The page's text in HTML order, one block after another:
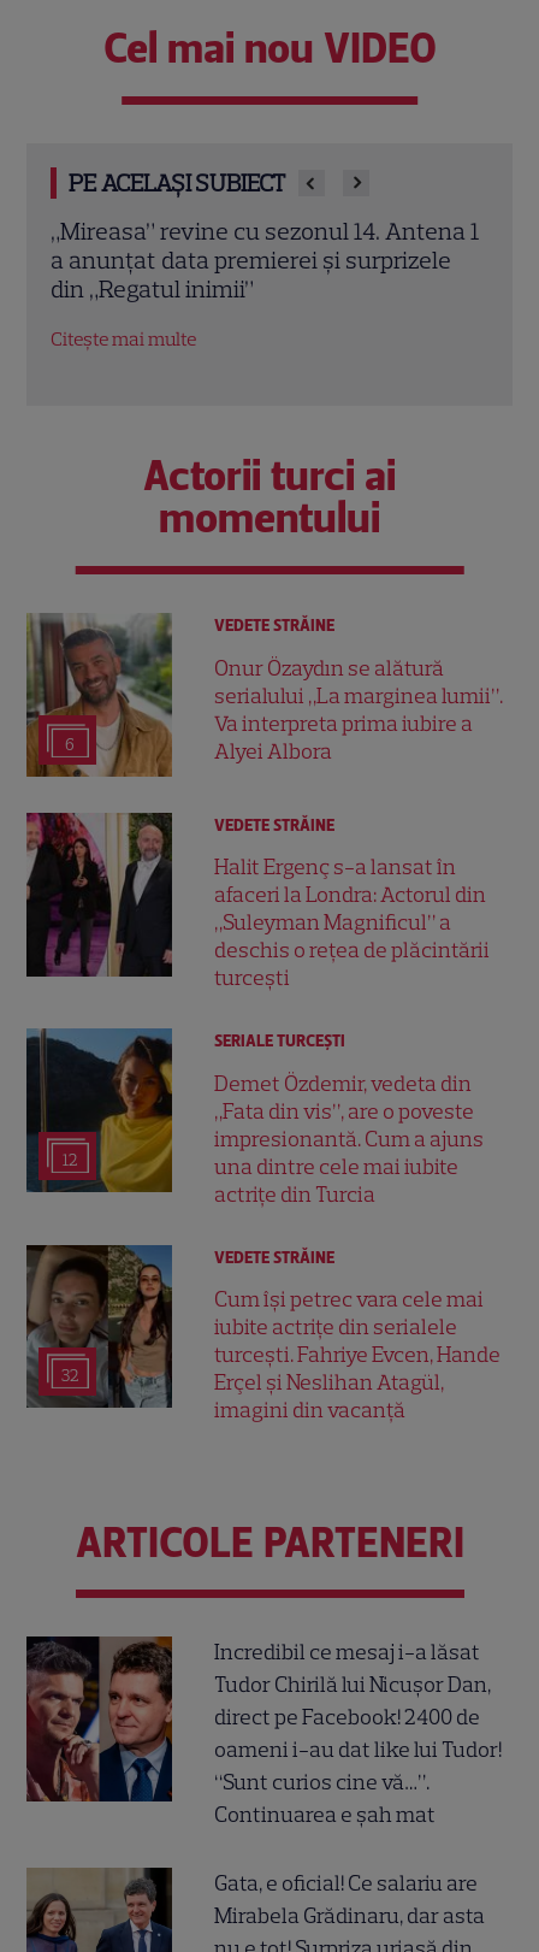
Cel mai nou VIDEO
PE ACELAȘI SUBIECT
„Poftiți pe la noi – Poftiți la întrecere”, 4
august: Echipa roșie vrea revanșa după
victoria adversarilor. Ce probă îi așteaptă
Actorii turci ai
momentului
6
VEDETE STRĂINE
Onur Özaydın se alătură
serialului „La marginea lumii”.
Va interpreta prima iubire a
Alyei Albora
VEDETE STRĂINE
Halit Ergenç s-a lansat în
afaceri la Londra: Actorul din
„Suleyman Magnificul” a
deschis o rețea de plăcintării
turcești
12
SERIALE TURCEŞTI
Demet Özdemir, vedeta din
„Fata din vis”, are o poveste
impresionantă. Cum a ajuns
una dintre cele mai iubite
actrițe din Turcia
32
VEDETE STRĂINE
Cum își petrec vara cele mai
iubite actrițe din serialele
turcești. Fahriye Evcen, Hande
Erçel și Neslihan Atagül,
imagini din vacanță
ARTICOLE PARTENERI
Incredibil ce mesaj i-a lăsat
Tudor Chirilă lui Nicușor Dan,
direct pe Facebook! 2400 de
oameni i-au dat like lui Tudor!
“Sunt curios cine vă…”.
Continuarea e șah mat
Gata, e oficial! Ce salariu are
Mirabela Grădinaru, dar asta